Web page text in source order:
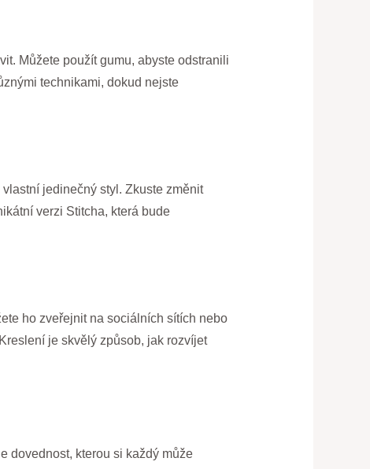
Můžete použít gumu, abyste odstranili
technikami, dokud nejste
jedinečný styl. Zkuste změnit
verzi Stitcha, která bude
ho zveřejnit na sociálních sítích nebo
je skvělý způsob, jak rozvíjet
dovednost, kterou si každý může